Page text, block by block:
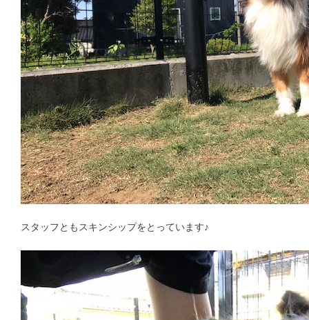
スタッフともスキンシップをとっています♪